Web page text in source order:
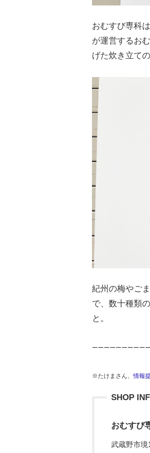
おむすび専科
が運営するお
げた炊き立て
紀州の梅やご
で、数十種類
と。
ーーーーーーーーー
※たけまさん、情報
SHOP
おむすび
武蔵野市境